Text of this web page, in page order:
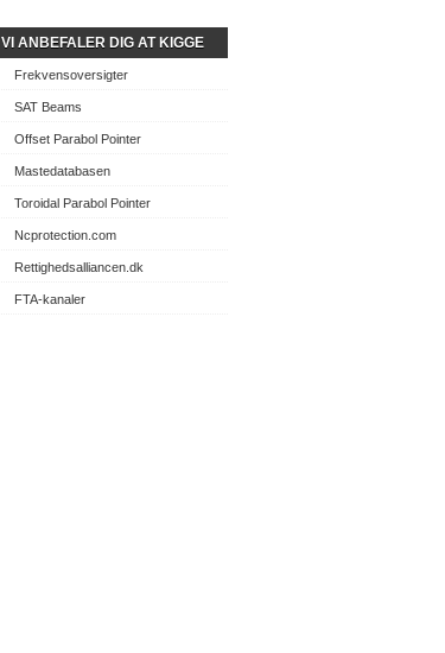
VI ANBEFALER DIG AT KIGGE
Frekvensoversigter
SAT Beams
Offset Parabol Pointer
Mastedatabasen
Toroidal Parabol Pointer
Ncprotection.com
Rettighedsalliancen.dk
FTA-kanaler